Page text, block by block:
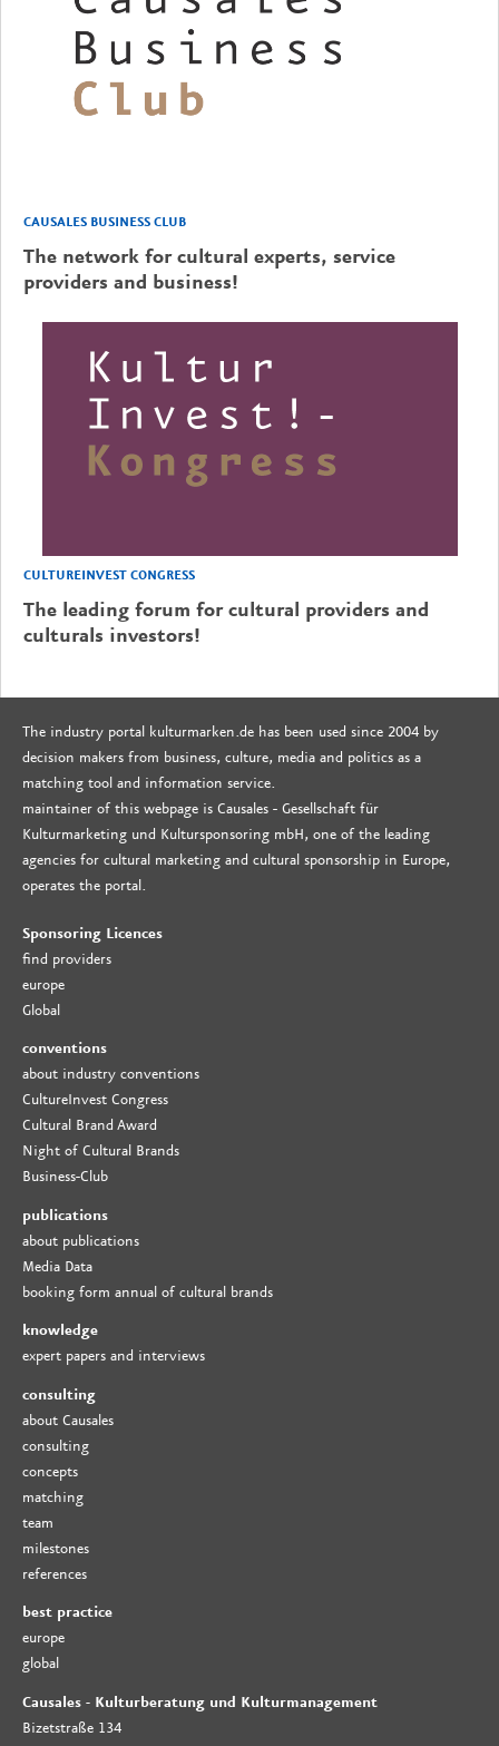
CAUSALES BUSINESS CLUB
The network for cultural experts, service
providers and business!
CULTUREINVEST CONGRESS
The leading forum for cultural providers and
culturals investors!
The industry portal kulturmarken.de has been used since 2004 by
decision makers from business, culture, media and politics as a
matching tool and information service.
maintainer of this webpage is Causales - Gesellschaft für
Kulturmarketing und Kultursponsoring mbH, one of the leading
agencies for cultural marketing and cultural sponsorship in Europe,
operates the portal.
Sponsoring Licences
find providers
europe
Global
conventions
about industry conventions
CultureInvest Congress
Cultural Brand Award
Night of Cultural Brands
Business-Club
publications
about publications
Media Data
booking form annual of cultural brands
knowledge
expert papers and interviews
consulting
about Causales
consulting
concepts
matching
team
milestones
references
best practice
europe
global
Causales - Kulturberatung und Kulturmanagement
Bizetstraße 134